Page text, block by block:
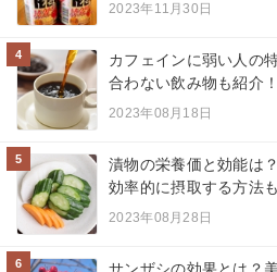
2023年11月30日
4
カフェインに弱い人の
合わない飲み物も紹介！
2023年08月18日
5
漬物の栄養価と効能は
効率的に摂取する方法
2023年08月28日
6